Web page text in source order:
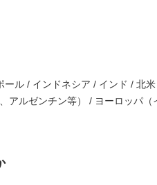
ル / インドネシア / インド / 北
アルゼンチン等） / ヨーロッパ（